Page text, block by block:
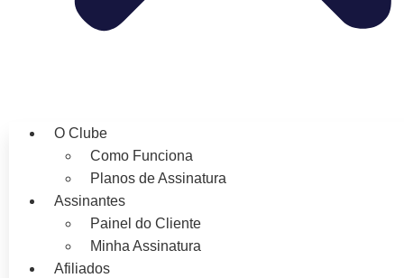
O Clube
Como Funciona
Planos de Assinatura
Assinantes
Painel do Cliente
Minha Assinatura
Afiliados